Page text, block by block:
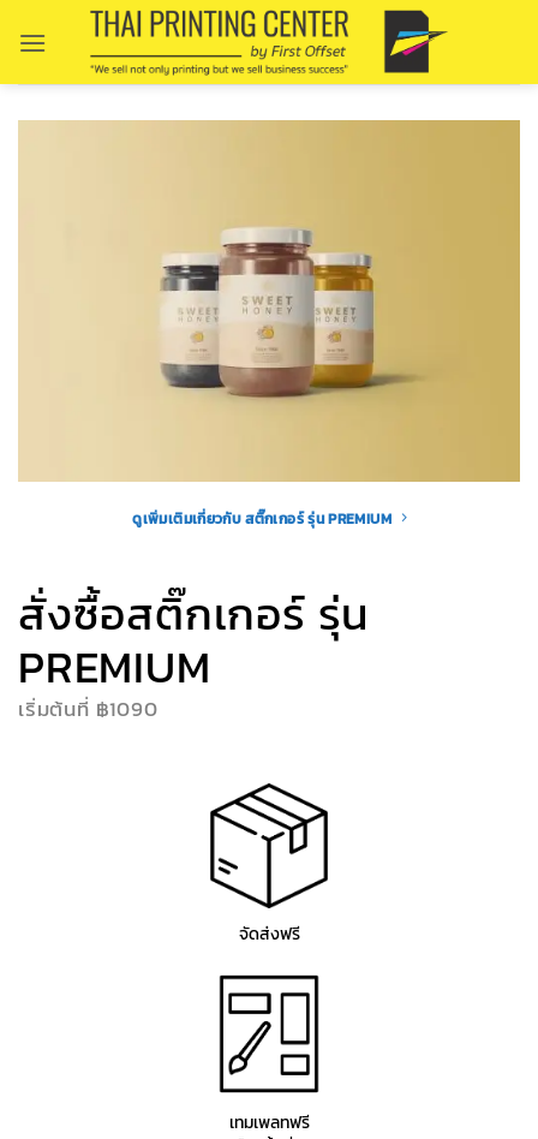
ดูเพิ่มเติมเกี่ยวกับ สติ๊กเกอร์ รุ่น PREMIUM
สั่งซื้อสติ๊กเกอร์ รุ่น
PREMIUM
เริ่มต้นที่ ฿1090
จัดส่งฟรี
เทมเพลทฟรี